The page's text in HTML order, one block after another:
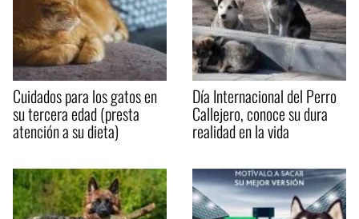
Cuidados para los gatos en
su tercera edad (presta
atención a su dieta)
Día Internacional del Perro
Callejero, conoce su dura
realidad en la vida